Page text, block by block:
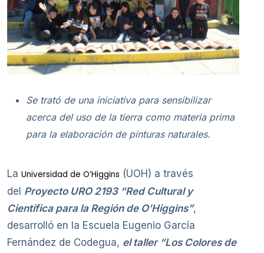
Se trató de una iniciativa para sensibilizar
acerca del uso de la tierra como materia prima
para la elaboración de pinturas naturales.
La Universidad de O’Higgins (UOH) a través
del Proyecto URO 2193 “Red Cultural y
Científica para la Región de O’Higgins”,
desarrolló en la Escuela Eugenio García
Fernández de Codegua, el taller “Los Colores de